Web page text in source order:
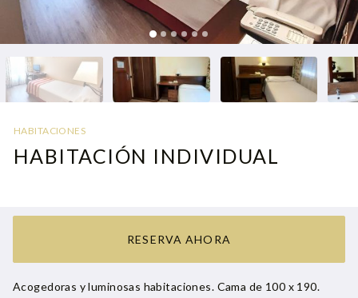
HABITACIONES
HABITACIÓN INDIVIDUAL
RESERVA AHORA
Acogedoras y luminosas habitaciones. Cama de 100 x 190.